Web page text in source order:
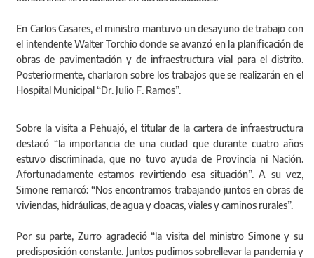
En Carlos Casares, el ministro mantuvo un desayuno de trabajo con
el intendente Walter Torchio donde se avanzó en la planificación de
obras de pavimentación y de infraestructura vial para el distrito.
Posteriormente, charlaron sobre los trabajos que se realizarán en el
Hospital Municipal “Dr. Julio F. Ramos”.
Sobre la visita a Pehuajó, el titular de la cartera de infraestructura
destacó “la importancia de una ciudad que durante cuatro años
estuvo discriminada, que no tuvo ayuda de Provincia ni Nación.
Afortunadamente estamos revirtiendo esa situación”. A su vez,
Simone remarcó: “Nos encontramos trabajando juntos en obras de
viviendas, hidráulicas, de agua y cloacas, viales y caminos rurales”.
Por su parte, Zurro agradeció “la visita del ministro Simone y su
predisposición constante. Juntos pudimos sobrellevar la pandemia y